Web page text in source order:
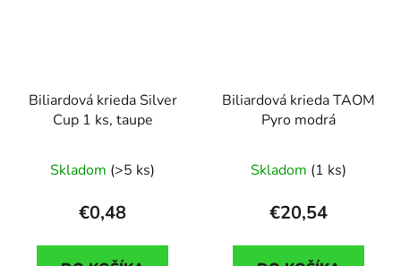
Biliardová krieda Silver
Cup 1 ks, taupe
Skladom (>5 ks)
€0,48
Biliardová krieda TAOM
Pyro modrá
Skladom (1 ks)
€20,54